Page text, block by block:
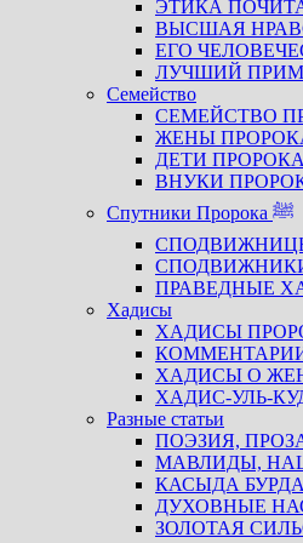
ЭТИКА
ВЫСШАЯ
ЕГО
ЛУЧШИЙ
Семейство
СЕМЕЙСТВО
ЖЕНЫ
ДЕТИ ПРОРОКА
ВНУКИ
Спутники Пророка ﷺ
ПРАВЕДНЫЕ
Хадисы
ХАДИСЫ
ХАДИСЫ О
ХАДИС-УЛЬ-
Разные статьи
ПОЭЗИЯ,
МАВЛИДЫ,
КАСЫДА БУРДА
ДУХОВНЫЕ
ЗОЛОТАЯ